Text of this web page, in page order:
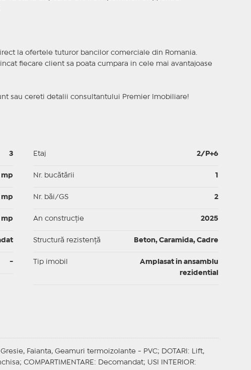
la ofertele tuturor bancilor comerciale din Romania.
fiecare client sa poata cumpara in cele mai avantajoase
sau cereti detalii consultantului Premier Imobiliare!
3
mp
mp
mp
-
Etaj 2/P+6
Nr. bucătării
Nr. băi/GS 2
An construcție 2025
Structură rezistență Beton, Caramida, Cadre
Tip imobil
Amplasat in ansamblu
rezidential
Faianta, Geamuri termoizolante - PVC; DOTARI : Lift,
COMPARTIMENTARE : Decomandat; USI INTERIOR: